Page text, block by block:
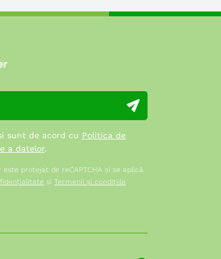
sunt de acord cu Politica de
a datelor.
protejat de reCAPTCHA și se aplică
și Termenii și condițiile